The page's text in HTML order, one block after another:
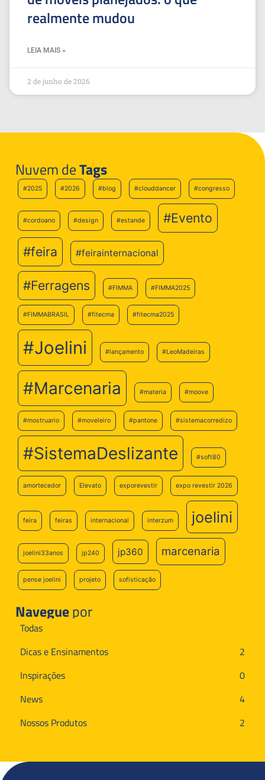
realmente mudou
LEIA MAIS »
2 de junho de 2026
Nuvem deTags
#2025 #2026 #blog #clouddancer #congresso
#cordoano #design #estande #Evento
#feira #feirainternacional
#Ferragens #FIMMA #FIMMA2025
#FIMMABRASIL #fitecma #fitecma2025
#Joelini #lançamento #LeoMadeiras
#Marcenaria #materia #moove
#mostruario #moveleiro #pantone #sistemacorredizo
#SistemaDeslizante #soft80
amortecedor Elevato exporevestir expo revestir 2026
feira feiras internacional interzum joelini
joelini33anos jp240 jp360 marcenaria
pense joelini projeto sofisticação
Naveguepor
Todas
Dicas e Ensinamentos
2
Inspirações
0
News
4
Nossos Produtos
2